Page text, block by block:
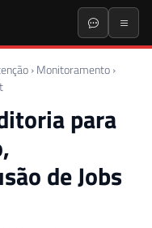
› Monitoramento ›
para
de Jobs